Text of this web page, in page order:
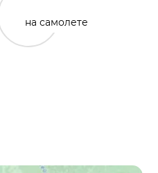
на самолете